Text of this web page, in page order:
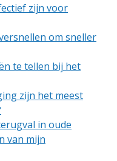
zijn voor
om sneller
te tellen bij het
zijn het meest
in oude
van mijn